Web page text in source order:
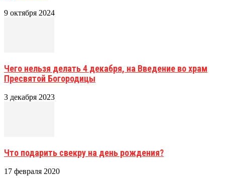
9 октября 2024
Чего нельзя делать 4 декабря, на Введение во храм
Пресвятой Богородицы
3 декабря 2023
Что подарить свекру на день рождения?
17 февраля 2020